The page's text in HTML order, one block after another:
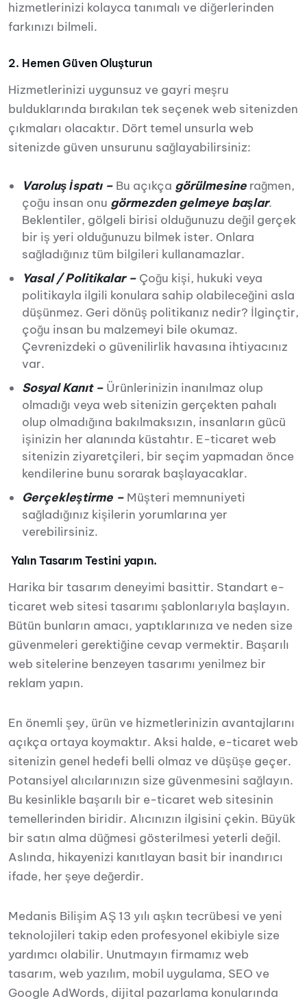
hizmetlerinizi kolayca tanımalı ve diğerlerinden
farkınızı bilmeli.
2. Hemen Güven Oluşturun
Hizmetlerinizi uygunsuz ve gayri meşru
bulduklarında bırakılan tek seçenek web sitenizden
çıkmaları olacaktır. Dört temel unsurla web
sitenizde güven unsurunu sağlayabilirsiniz:
Varoluş İspatı – Bu açıkça görülmesine rağmen,
çoğu insan onu görmezden gelmeye başlar.
Beklentiler, gölgeli birisi olduğunuzu değil gerçek
bir iş yeri olduğunuzu bilmek ister. Onlara
sağladığınız tüm bilgileri kullanamazlar.
Yasal / Politikalar – Çoğu kişi, hukuki veya
politikayla ilgili konulara sahip olabileceğini asla
düşünmez. Geri dönüş politikanız nedir? İlginçtir,
çoğu insan bu malzemeyi bile okumaz.
Çevrenizdeki o güvenilirlik havasına ihtiyacınız
var.
Sosyal Kanıt – Ürünlerinizin inanılmaz olup
olmadığı veya web sitenizin gerçekten pahalı
olup olmadığına bakılmaksızın, insanların gücü
işinizin her alanında küstahtır. E-ticaret web
sitenizin ziyaretçileri, bir seçim yapmadan önce
kendilerine bunu sorarak başlayacaklar.
Gerçekleştirme – Müşteri memnuniyeti
sağladığınız kişilerin yorumlarına yer
verebilirsiniz.
Yalın Tasarım Testini yapın.
Harika bir tasarım deneyimi basittir. Standart e-
ticaret web sitesi tasarımı şablonlarıyla başlayın.
Bütün bunların amacı, yaptıklarınıza ve neden size
güvenmeleri gerektiğine cevap vermektir. Başarılı
web sitelerine benzeyen tasarımı yenilmez bir
reklam yapın.
En önemli şey, ürün ve hizmetlerinizin avantajlarını
açıkça ortaya koymaktır. Aksi halde, e-ticaret web
sitenizin genel hedefi belli olmaz ve düşüşe geçer.
Potansiyel alıcılarınızın size güvenmesini sağlayın.
Bu kesinlikle başarılı bir e-ticaret web sitesinin
temellerinden biridir. Alıcınızın ilgisini çekin. Büyük
bir satın alma düğmesi gösterilmesi yeterli değil.
Aslında, hikayenizi kanıtlayan basit bir inandırıcı
ifade, her şeye değerdir.
Medanis Bilişim AŞ 13 yılı aşkın tecrübesi ve yeni
teknolojileri takip eden profesyonel ekibiyle size
yardımcı olabilir. Unutmayın firmamız web
tasarım, web yazılım, mobil uygulama, SEO ve
Google AdWords, dijital pazarlama konularında